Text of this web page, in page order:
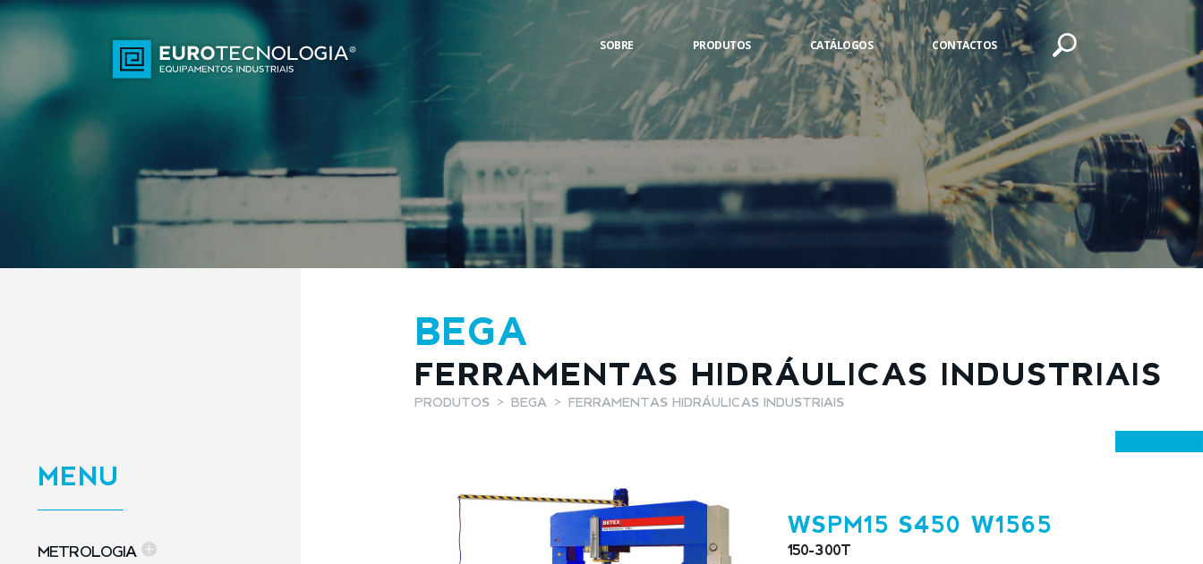
SOBRE PRODUTOS CATÁLOGOS CONTACTOS
MENU
METROLOGIA
BEGA
FERRAMENTAS HIDRÁULICAS INDUSTRIAIS
PRODUTOS BEGA FERRAMENTAS HIDRÁULICAS INDUSTRIAIS
WSPM15 S450 W1565
150-300T